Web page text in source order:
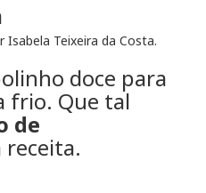
Isabela Teixeira da Costa.
doce para
frio. Que tal
de
receita.